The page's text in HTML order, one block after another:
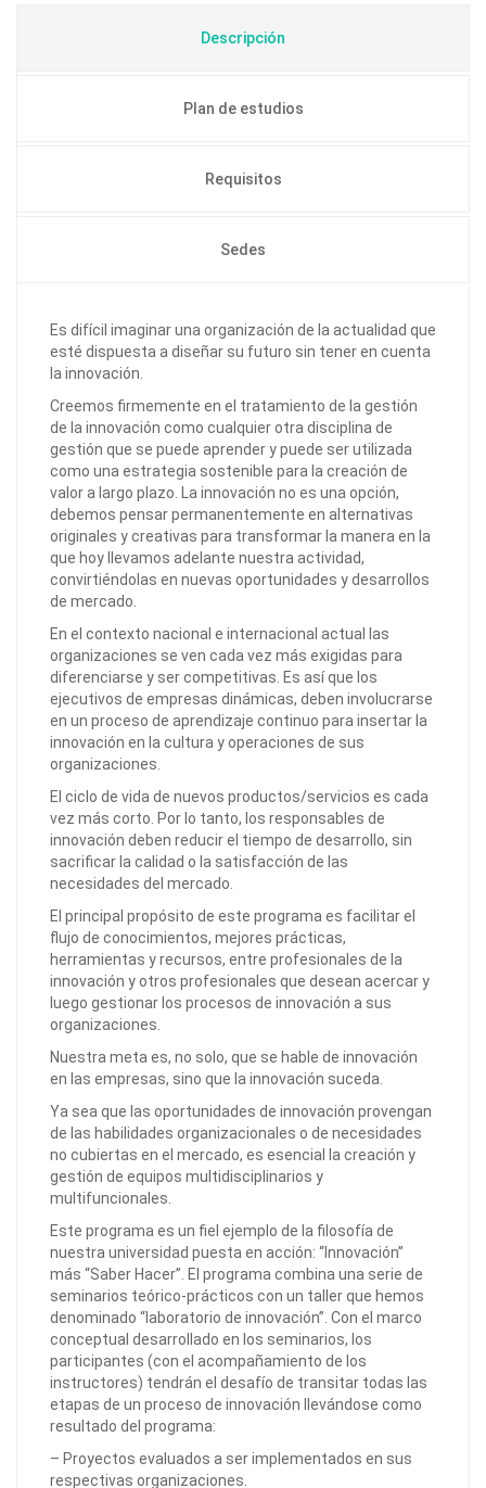
Descripción
Plan de estudios
Requisitos
Sedes
Es difícil imaginar una organización de la actualidad que
esté dispuesta a diseñar su futuro sin tener en cuenta
la innovación.
Creemos firmemente en el tratamiento de la gestión
de la innovación como cualquier otra disciplina de
gestión que se puede aprender y puede ser utilizada
como una estrategia sostenible para la creación de
valor a largo plazo. La innovación no es una opción,
debemos pensar permanentemente en alternativas
originales y creativas para transformar la manera en la
que hoy llevamos adelante nuestra actividad,
convirtiéndolas en nuevas oportunidades y desarrollos
de mercado.
En el contexto nacional e internacional actual las
organizaciones se ven cada vez más exigidas para
diferenciarse y ser competitivas. Es así que los
ejecutivos de empresas dinámicas, deben involucrarse
en un proceso de aprendizaje continuo para insertar la
innovación en la cultura y operaciones de sus
organizaciones.
El ciclo de vida de nuevos productos/servicios es cada
vez más corto. Por lo tanto, los responsables de
innovación deben reducir el tiempo de desarrollo, sin
sacrificar la calidad o la satisfacción de las
necesidades del mercado.
El principal propósito de este programa es facilitar el
flujo de conocimientos, mejores prácticas,
herramientas y recursos, entre profesionales de la
innovación y otros profesionales que desean acercar y
luego gestionar los procesos de innovación a sus
organizaciones.
Nuestra meta es, no solo, que se hable de innovación
en las empresas, sino que la innovación suceda.
Ya sea que las oportunidades de innovación provengan
de las habilidades organizacionales o de necesidades
no cubiertas en el mercado, es esencial la creación y
gestión de equipos multidisciplinarios y
multifuncionales.
Este programa es un fiel ejemplo de la filosofía de
nuestra universidad puesta en acción: “Innovación”
más “Saber Hacer”. El programa combina una serie de
seminarios teórico-prácticos con un taller que hemos
denominado “laboratorio de innovación”. Con el marco
conceptual desarrollado en los seminarios, los
participantes (con el acompañamiento de los
instructores) tendrán el desafío de transitar todas las
etapas de un proceso de innovación llevándose como
resultado del programa:
– Proyectos evaluados a ser implementados en sus
respectivas organizaciones.